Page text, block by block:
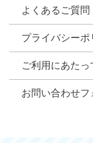
よくあるご質問
プライバシーポ
ご利用にあたっ
お問い合わせフ